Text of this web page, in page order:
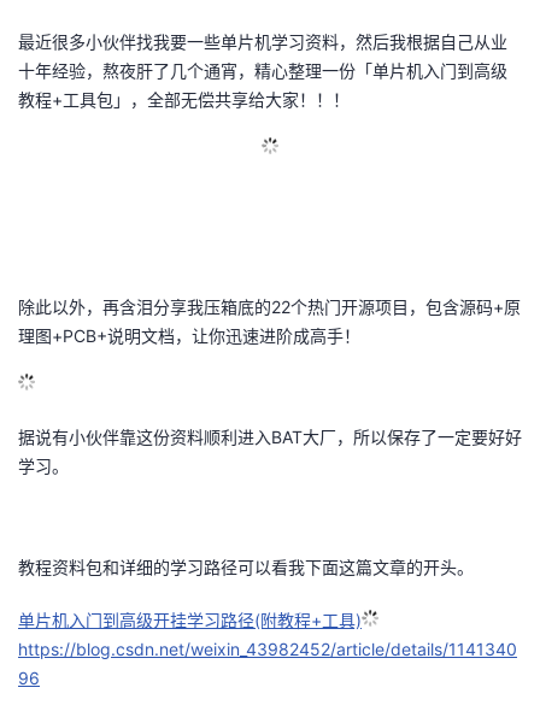
最近很多小伙伴找我要一些单片机学习资料，然后我根据自己从业
十年经验，熬夜肝了几个通宵，精心整理一份「单片机入门到高级
教程+工具包」，全部无偿共享给大家！！！
除此以外，再含泪分享我压箱底的22个热门开源项目，包含源码+原
理图+PCB+说明文档，让你迅速进阶成高手！
据说有小伙伴靠这份资料顺利进入BAT大厂，所以保存了一定要好好
学习。
教程资料包和详细的学习路径可以看我下面这篇文章的开头。
单片机入门到高级开挂学习路径(附教程+工具)
https://blog.csdn.net/weixin_43982452/article/details/1141340
96